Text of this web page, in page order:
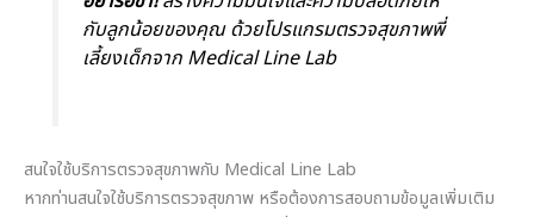
กับลูกน้อยของคุณ ด้วยโปรแกรมตรวจสุขภาพพี่
เลี้ยงเด็กจาก Medical Line Lab
สนใจใช้บริการตรวจสุขภาพกับ Medical Line Lab
หากท่านสนใจใช้บริการตรวจสุขภาพ หรือต้องการสอบถามข้อมูลเพิ่มเติม